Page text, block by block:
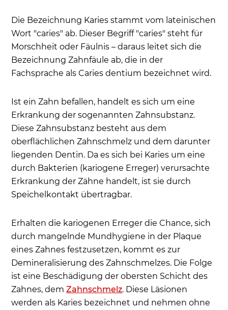
Ursache für Karies bei Kindern
Tipp: Bei Kindern richtig vorbeugen
Wie wird schmerzfrei Karies behandelt?
Schmerzfreie Behandlung von Karies beim
Schmerzfreie Kariesentfernung mit dem
Laser
Karies unter Füllungen
Karies vorbeugen - Wie kann man erfolgreich
durch Kariesprävention jeden Zahn schützen?
Die richtige Zahnbürste verwenden
Regelmäßige Zahnarztbesuche
Unbehandelte Karies - Folgeerkrankungen und
Beschwerden
Häufige Patientenfragen
Die Bezeichnung Karies stammt vom lateinischen
Wort "caries" ab. Dieser Begriff "caries" steht für
Morschheit oder Fäulnis – daraus leitet sich die
Bezeichnung Zahnfäule ab, die in der
Fachsprache als Caries dentium bezeichnet wird.
Ist ein Zahn befallen, handelt es sich um eine
Erkrankung der sogenannten Zahnsubstanz.
Diese Zahnsubstanz besteht aus dem
oberflächlichen Zahnschmelz und dem darunter
liegenden Dentin. Da es sich bei Karies um eine
durch Bakterien (kariogene Erreger) verursachte
Erkrankung der Zähne handelt, ist sie durch
Speichelkontakt übertragbar.
Erhalten die kariogenen Erreger die Chance, sich
durch mangelnde Mundhygiene in der Plaque
eines Zahnes festzusetzen, kommt es zur
Demineralisierung des Zahnschmelzes. Die Folge
ist eine Beschädigung der obersten Schicht des
Zahnes, demZahnschmelz. Diese Läsionen
werden als Karies bezeichnet und nehmen ohne